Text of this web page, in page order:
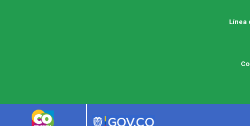
Línea